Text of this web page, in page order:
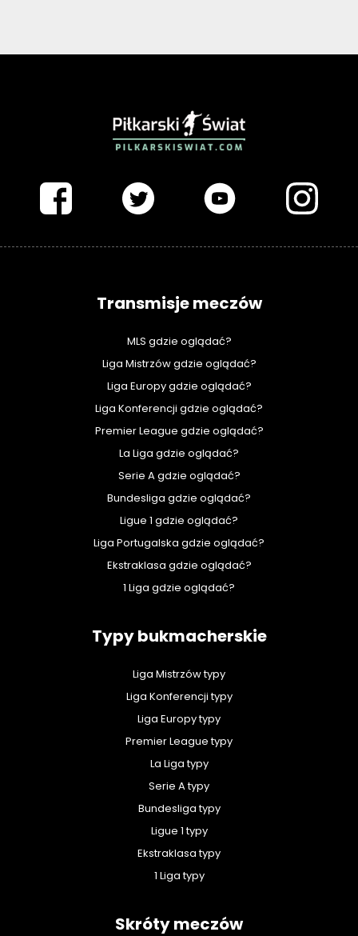
Transmisje meczów
MLS gdzie oglądać?
Liga Mistrzów gdzie oglądać?
Liga Europy gdzie oglądać?
Liga Konferencji gdzie oglądać?
Premier League gdzie oglądać?
La Liga gdzie oglądać?
Serie A gdzie oglądać?
Bundesliga gdzie oglądać?
Ligue 1 gdzie oglądać?
Liga Portugalska gdzie oglądać?
Ekstraklasa gdzie oglądać?
1 Liga gdzie oglądać?
Typy bukmacherskie
Liga Mistrzów typy
Liga Konferencji typy
Liga Europy typy
Premier League typy
La Liga typy
Serie A typy
Bundesliga typy
Ligue 1 typy
Ekstraklasa typy
1 Liga typy
Skróty meczów